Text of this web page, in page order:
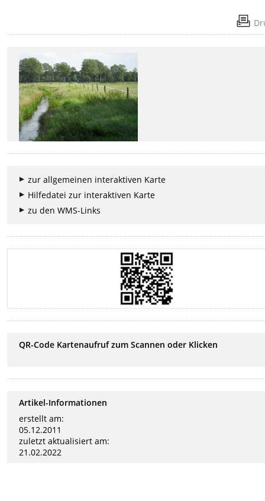
zur allgemeinen interaktiven Karte
Hilfedatei zur interaktiven Karte
zu den WMS-Links
QR-Code Kartenaufruf zum Scannen oder Klicken
Artikel-Informationen
erstellt am:
05.12.2011
zuletzt aktualisiert am:
21.02.2022